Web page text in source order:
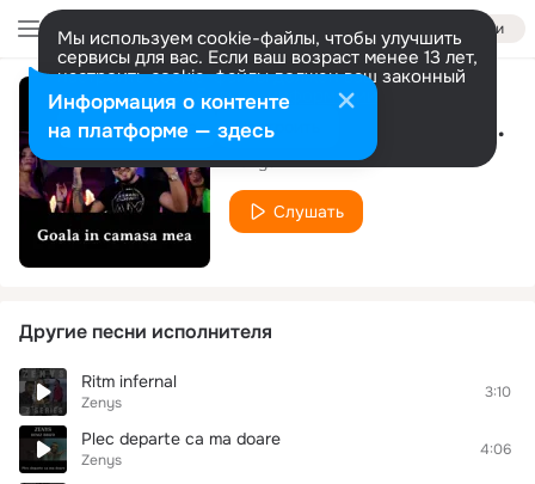
Войти
Мы используем cookie-файлы, чтобы улучшить
сервисы для вас. Если ваш возраст менее 13 лет,
настроить cookie-файлы должен ваш законный
представитель. Больше информации
Разрешить все Настроить Goala in camasa mea
Zenys
Слушать
Другие песни исполнителя
Ritm infernal
Zenys
3:10
Plec departe ca ma doare
Zenys
4:06
Информация о контенте
на платформе — здесь